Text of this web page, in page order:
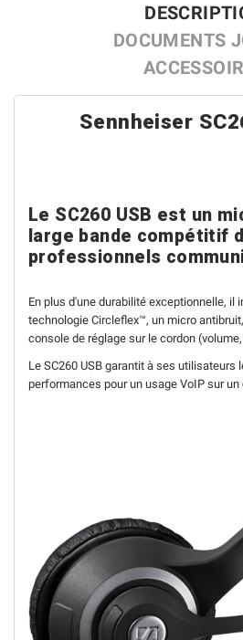
DOCUMENTS
Sennheiser
Le SC260 USB est un
large bande compétitif
professionnels
En plus d'une durabilité exceptionnelle, il
technologie Circleflex™, un micro
console de réglage sur le cordon
Le SC260 USB garantit à ses utilisateurs
performances pour un usage VoIP sur un